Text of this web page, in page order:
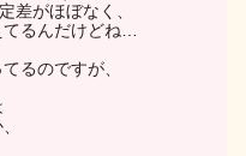
差がほぼなく、
るんだけどね…
るのですが、